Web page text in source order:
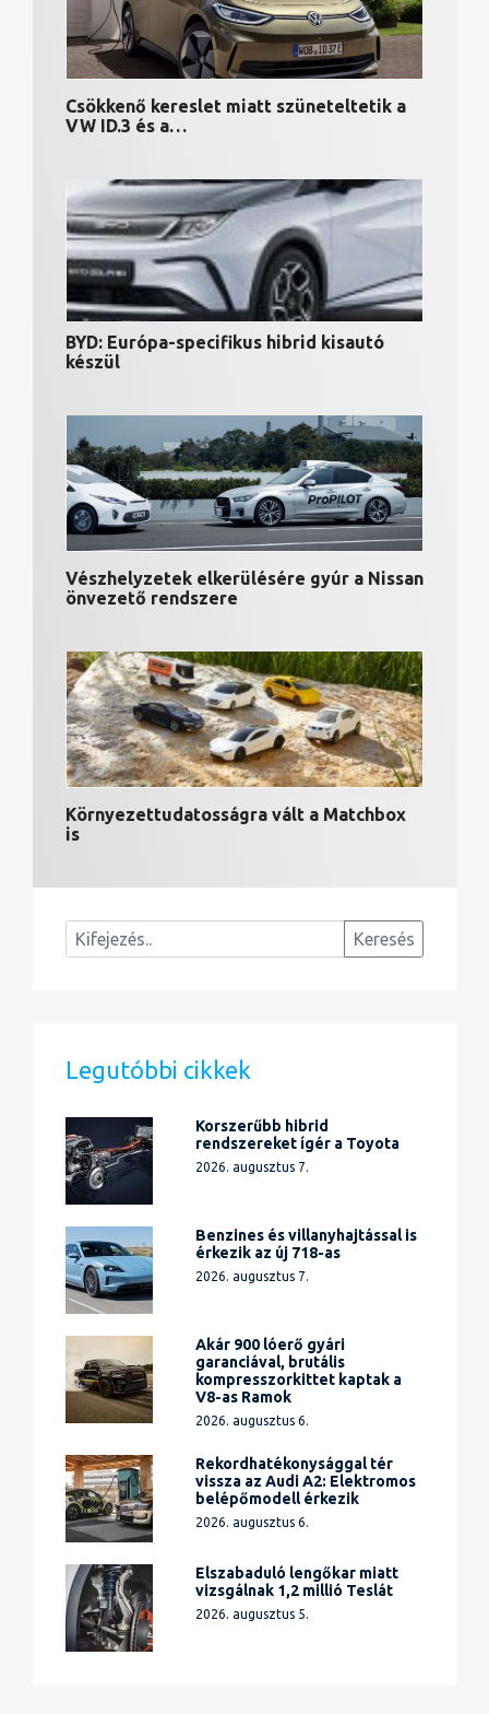
Csökkenő kereslet miatt szüneteltetik a
VW ID.3 és a…
BYD: Európa-specifikus hibrid kisautó
készül
Vészhelyzetek elkerülésére gyúr a Nissan
önvezető rendszere
Környezettudatosságra vált a Matchbox
is
Legutóbbi cikkek
Korszerűbb hibrid
rendszereket ígér a Toyota
2026. augusztus 7.
Benzines és villanyhajtással is
érkezik az új 718-as
2026. augusztus 7.
Akár 900 lóerő gyári
garanciával, brutális
kompresszorkittet kaptak a
V8-as Ramok
2026. augusztus 6.
Rekordhatékonysággal tér
vissza az Audi A2: Elektromos
belépőmodell érkezik
2026. augusztus 6.
Elszabaduló lengőkar miatt
vizsgálnak 1,2 millió Teslát
2026. augusztus 5.